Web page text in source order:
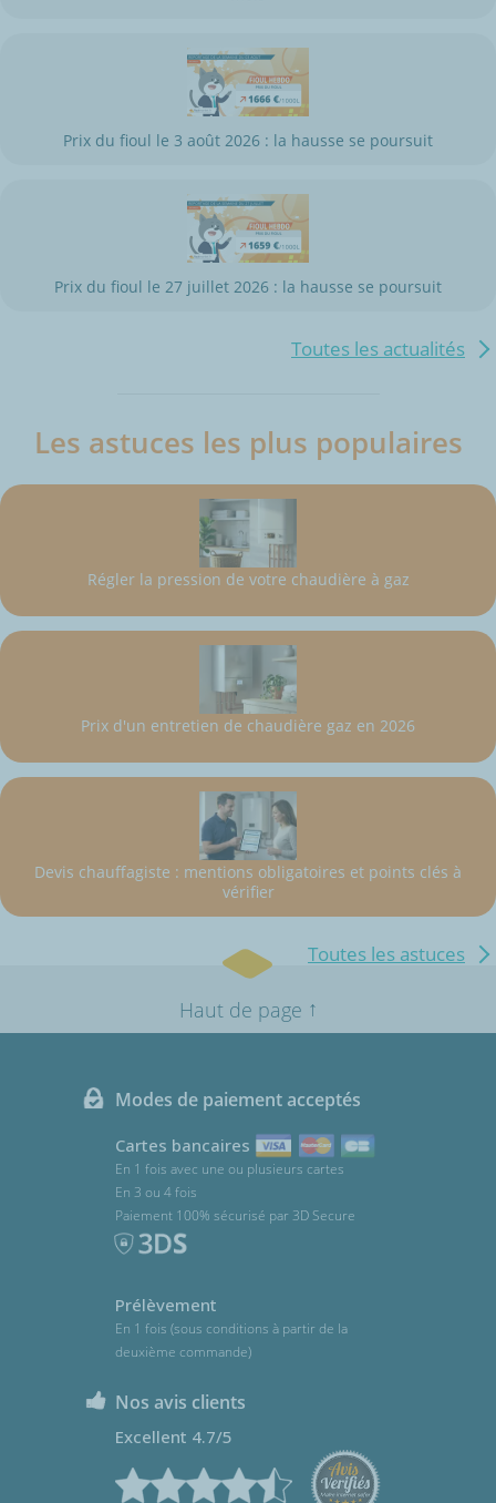
Prix du fioul le 3 août 2026 : la hausse se poursuit
Prix du fioul le 27 juillet 2026 : la hausse se poursuit
Toutes les actualités
Les astuces les plus populaires
Régler la pression de votre chaudière à gaz
Prix d'un entretien de chaudière gaz en 2026
Devis chauffagiste : mentions obligatoires et points clés à
vérifier
Toutes les astuces
Haut de page ↑
Modes de paiement acceptés
Cartes bancaires
En 1 fois avec une ou plusieurs cartes
En 3 ou 4 fois
Paiement 100% sécurisé par 3D Secure
Prélèvement
En 1 fois (sous conditions à partir de la
deuxième commande)
Nos avis clients
Excellent 4.7/5